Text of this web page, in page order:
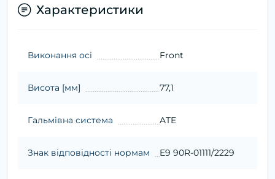
Характеристики
Виконання осі Front
Висота [мм] 77,1
Гальмівна система ATE
Знак відповідності нормам E9 90R-01111/2229